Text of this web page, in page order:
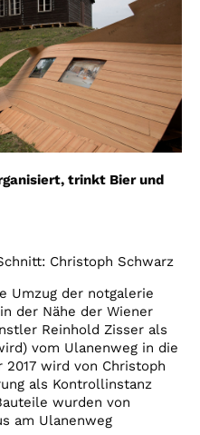
trinkt Bier und
Christoph Schwarz
Umzug der notgalerie
der Nähe der Wiener
Reinhold Zisser als
vom Ulanenweg in die
wird von Christoph
als Kontrollinstanz
wurden von
am Ulanenweg